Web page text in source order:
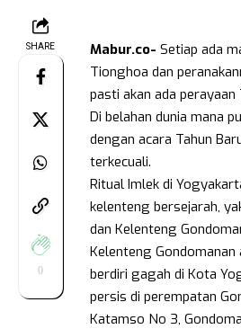
SHARE
0
Mabur.co- Setiap ada
Tionghoa dan
pasti akan ada perayaan
Di belahan dunia mana
dengan acara Tahun
terkecuali.
Ritual Imlek di
kelenteng bersejarah,
dan Kelenteng
Kelenteng Gondomanan
berdiri gagah di Kota
persis di perempatan
Katamso No 3,